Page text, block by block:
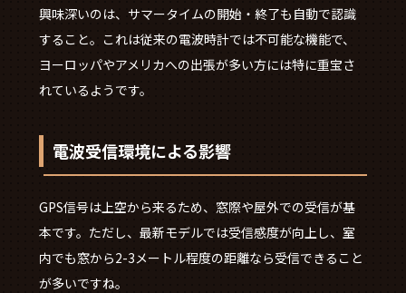
興味深いのは、サマータイムの開始・終了も自動で認識
すること。これは従来の電波時計では不可能な機能で、
ヨーロッパやアメリカへの出張が多い方には特に重宝さ
れているようです。
電波受信環境による影響
GPS信号は上空から来るため、窓際や屋外での受信が基
本です。ただし、最新モデルでは受信感度が向上し、室
内でも窓から2-3メートル程度の距離なら受信できること
が多いですね。